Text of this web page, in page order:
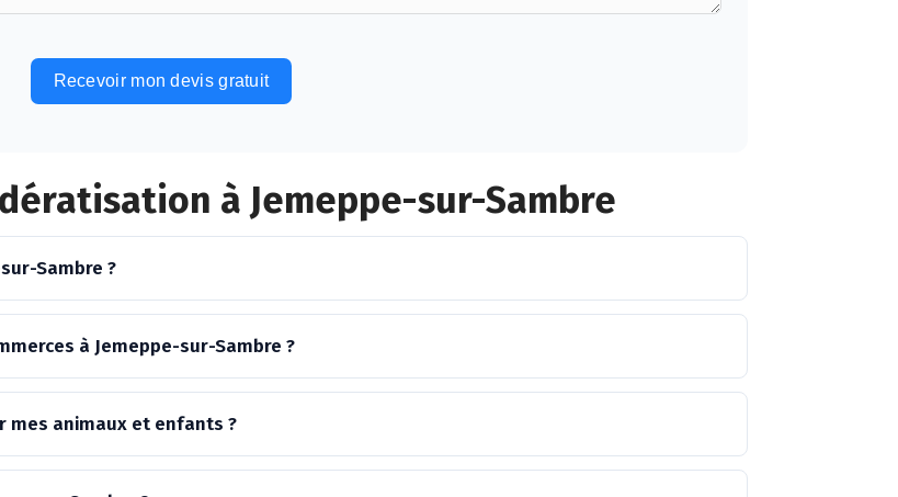
Recevoir mon devis gratuit
à Jemeppe-sur-Sambre
Sambre ?
à Jemeppe-sur-Sambre ?
mes animaux et enfants ?